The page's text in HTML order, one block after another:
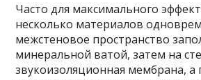
Часто для максимального
несколько материалов
межстеновое пространство
минеральной ватой, затем на
звукоизоляционная мембрана, а